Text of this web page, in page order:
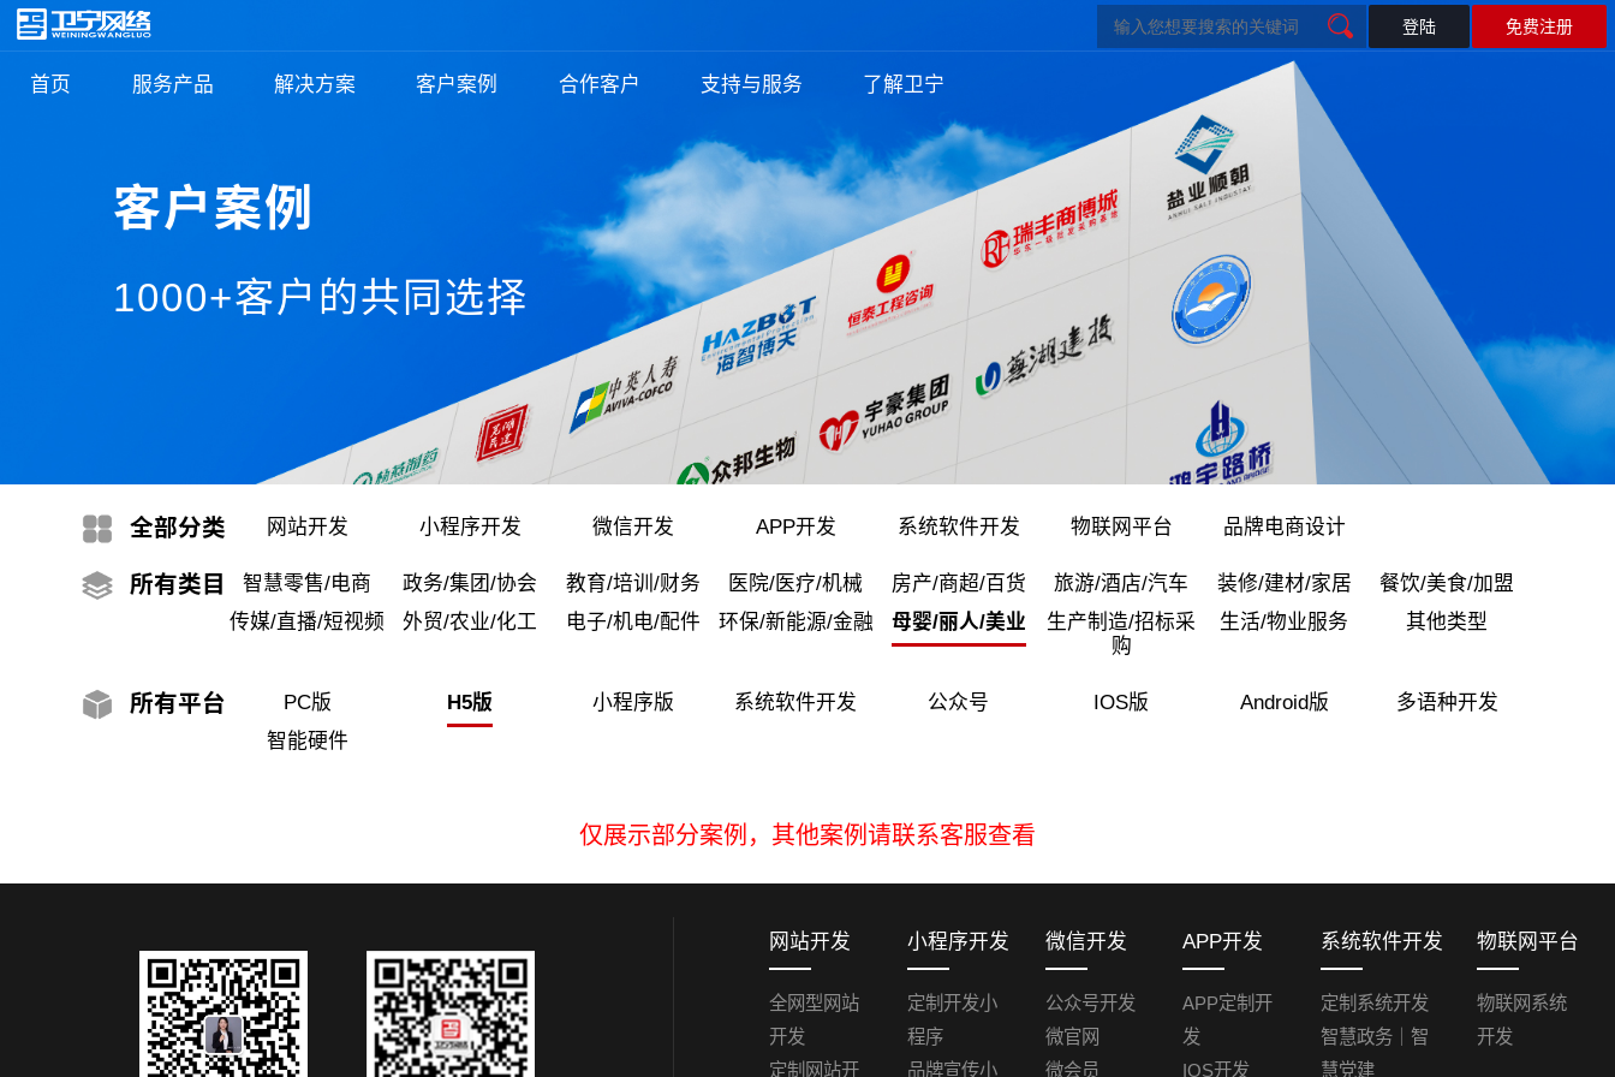
登陆 免费注册
首页 服务产品
全网型网站开发 定制网站开发
响应式网站开发
政务网站集约化平台 门户平台
电子商城开发 手机站
模版网站
小程序开发
定制开发小程序
品牌宣传小程序
电商｜智慧零售小程序
智慧旅游｜酒店小程序
智慧房产
微信开发
公众号开发
微会员 微商城
公众号运营维护｜政务数字化服务
APP开发
APP定制开发
Android开发 电商APP
教育APP 直播APP
系统软件开发
定制系统开发
智慧政务｜智慧党建 数字政务
智慧医疗｜智慧教育 智慧警用
智慧工地
物联网平台
物联网系统开发
400电话办理 城市宣传VR全景 淘宝/天猫/京东/抖音电商设计
企业VI设计 画册设计 安全防护 负载均衡
解决方案
智慧政务解决方案 智慧医疗解决方案 智慧工地解决方案
视频/直播/会议类解决方案 智慧零售 智慧电商
智慧教育 智慧餐饮
智慧美业 智慧酒旅
客户案例
小程序开发 微信开发
APP开发 系统软件开发 物联网平台
品牌电商设计
合作客户 支持与服务
信息化讲堂
了解卫宁
公司介绍 企业文化
发展历程
团队风采
新闻动态
公司新闻
行业资讯
联系我们
联系我们 加入我们
客户案例
1000+客户的共同选择
全部分类 网站开发 小程序开发 微信开发 APP开发 系统软件开发 物联网平台 品牌电商设计
所有类目 智慧零售/电商 政务/集团/协会 教育/培训/财务 医院/医疗/机械 房产/商超/百货 旅游/酒店/汽车 装修/建材/家居
餐饮/美食/加盟
传媒/直播/短视频
外贸/农业/化工 电子/机电/配件 环保/新能源/金融 母婴/丽人/美业
生产制造/招标采
购
生活/物业服务 其他类型
所有平台 PC版 H5版 小程序版 系统软件开发 公众号 IOS版 Android版
多语种开发
智能硬件
仅展示部分案例，其他案例请联系客服查看
网站开发
全网型网站
开发
定制网站开
小程序开发
定制开发小
程序
品牌宣传小
微信开发
公众号开发
微官网
微会员
APP开发
APP定制开
发
IOS开发
系统软件开发
定制系统开发
智慧政务｜智
慧党建
物联网平台
物联网系统
开发